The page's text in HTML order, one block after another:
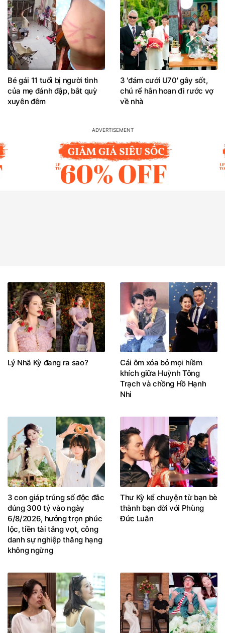
Bé gái 11 tuổi bị người tình
của mẹ đánh đập, bắt quỳ
xuyên đêm
3 'đám cưới U70' gây sốt,
chú rể hân hoan đi rước vợ
về nhà
Lý Nhã Kỳ đang ra sao?
Cái ôm xóa bỏ mọi hiềm
khích giữa Huỳnh Tông
Trạch và chồng Hồ Hạnh
Nhi
3 con giáp trúng số độc đắc
đúng 300 tỷ vào ngày
6/8/2026, hưởng trọn phúc
lộc, tiền tài tăng vọt, công
danh sự nghiệp thăng hạng
không ngừng
Thư Kỳ kể chuyện từ bạn bè
thành bạn đời với Phùng
Đức Luân